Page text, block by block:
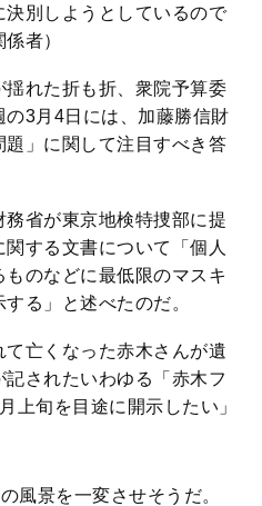
決別しようとしているので
者）
揺れた折も折、衆院予算委
の3月4日には、加藤勝信財
」に関して注目すべき答
省が東京地検特捜部に提
する文書について「個人
のなどに最低限のマスキ
る」と述べたのだ。
亡くなった赤木さんが遺
されたいわゆる「赤木フ
上旬を目途に開示したい」
風景を一変させそうだ。